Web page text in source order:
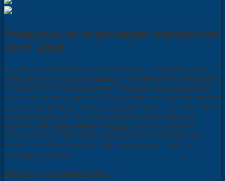
Конкурсы на новогодний корпоратив
2019-2020
Поскольку приближается Год Крысы, то можно всем
станцевать «Крысиный вальс». Научиться его танцевать
можно просто на вечеринке. Танцевальные движения
этого танца очень просты. Танцующие становятся парами
и держась за руки, по очереди приседают в танце. Также
они изображают, что чешут себя за ухом и виляют
хвостом, не возбраняется пищать и по-крысиному
повизгивать. Побеждает пара сумевшая изобразить
самых смешных крысок. Музыку можно взять из
собачьего вальса.
ВИДЕО: Собачий вальс